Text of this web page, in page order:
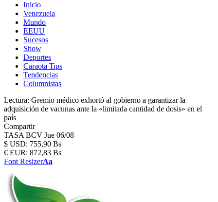
Inicio
Venezuela
Mundo
EEUU
Sucesos
Show
Deportes
Caraota Tips
Tendencias
Columnistas
Lectura: Gremio médico exhortó al gobierno a garantizar la
adquisición de vacunas ante la «limitada cantidad de dosis» en el
país
Compartir
TASA BCV Jue 06/08
$ USD: 755,90 Bs
€ EUR: 872,83 Bs
Font ResizerAa